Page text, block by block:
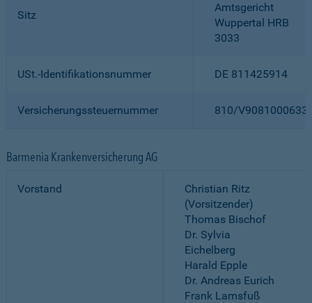
Sitz
Amtsgericht
Wuppertal HRB
3033
USt.-Identifikationsnummer DE 811425914
Versicherungssteuernummer 810/
Barmenia Krankenversicherung AG
Vorstand
Christian Ritz
(Vorsitzender)
Thomas Bischof
Dr. Sylvia
Eichelberg
Harald Epple
Dr. Andreas Eurich
Frank Lamsfuß